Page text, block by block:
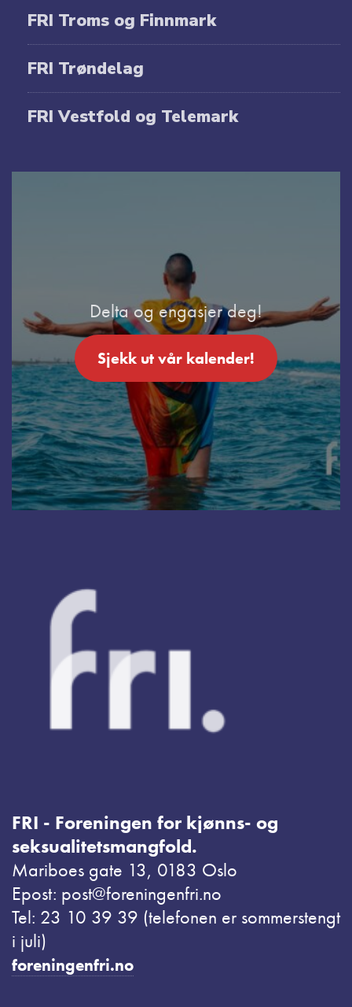
FRI Troms og Finnmark
FRI Trøndelag
FRI Vestfold og Telemark
Delta og engasjer deg!
Sjekk ut vår kalender!
FRI - Foreningen for kjønns- og
seksualitetsmangfold.
Mariboes gate 13, 0183 Oslo
Epost: post@foreningenfri.no
Tel: 23 10 39 39 (telefonen er sommerstengt
i juli)
foreningenfri.no